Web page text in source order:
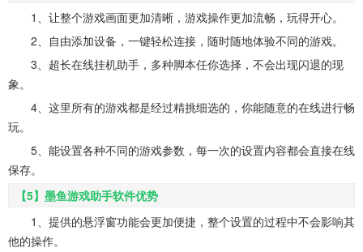
1、让整个游戏画面更加清晰，游戏操作更加流畅，玩得开心。
2、自由添加设备，一键轻松连接，随时随地体验不同的游戏。
3、超长在线挂机助手，多种脚本任你选择，不会出现闪退的现
象。
4、这里所有的游戏都是经过精挑细选的，你能随意的在线进行畅
玩。
5、能设置各种不同的游戏参数，每一次的设置内容都会直接在线
保存。
【5】墨鱼游戏助手软件优势
1、提供的悬浮窗功能会更加便捷，整个设置的过程中不会影响其
他的操作。